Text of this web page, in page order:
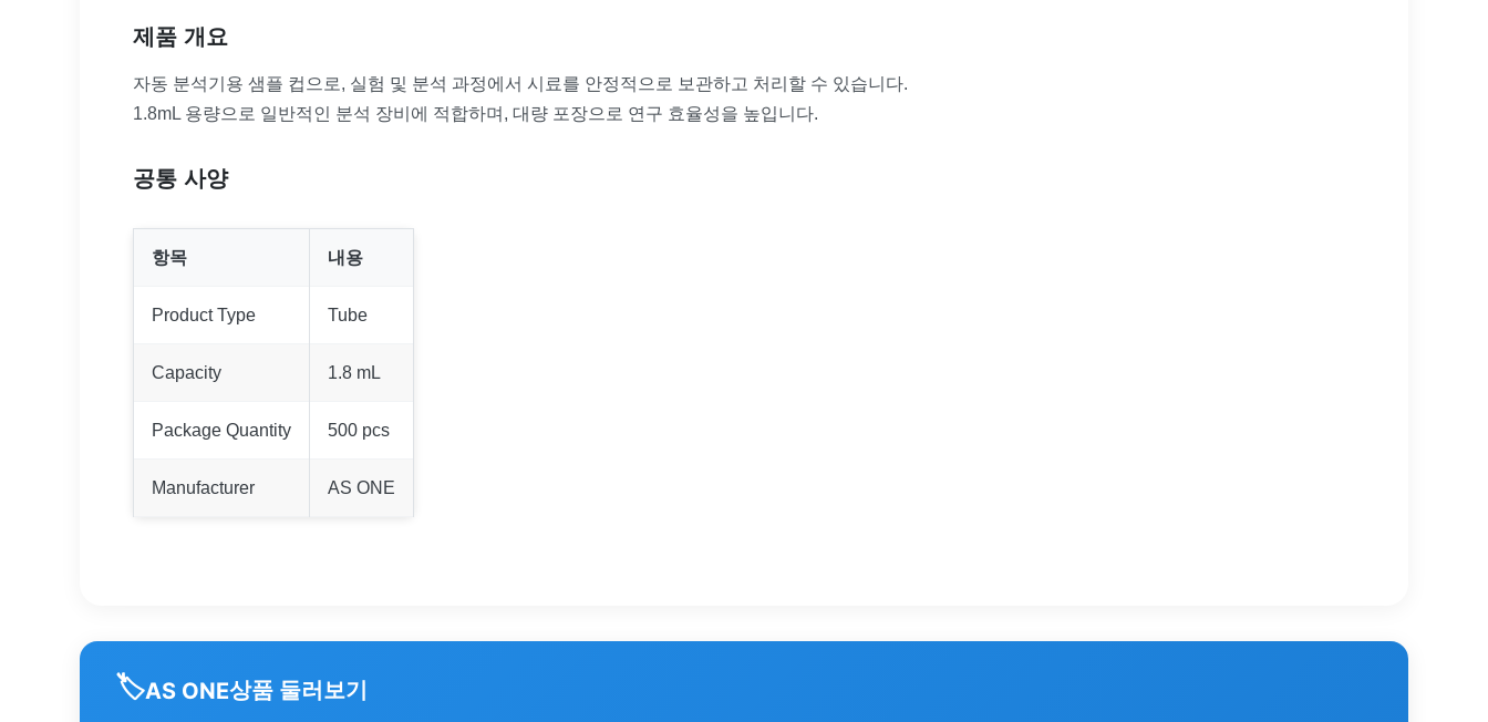
제품 개요
자동 분석기용 샘플 컵으로, 실험 및 분석 과정에서 시료를 안정적으로 보관하고 처리할 수 있습니다.
1.8mL 용량으로 일반적인 분석 장비에 적합하며, 대량 포장으로 연구 효율성을 높입니다.
공통 사양
항목 내용
Product Type Tube
Capacity 1.8 mL
Package Quantity 500 pcs
Manufacturer AS ONE
🏷️AS ONE상품 둘러보기